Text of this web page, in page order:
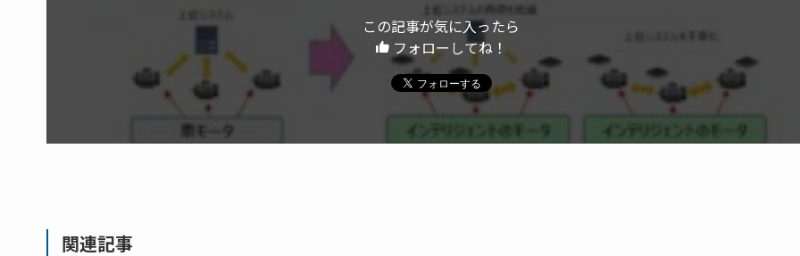
この記事が気に入ったら
フォローしてね！
関連記事